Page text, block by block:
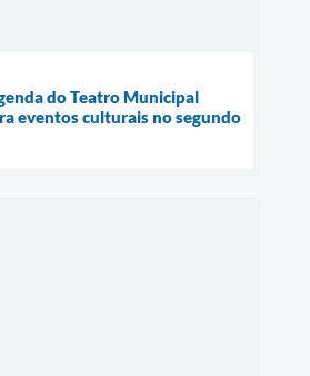
do Teatro Municipal
eventos culturais no segundo